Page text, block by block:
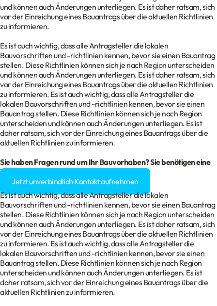
und können auch Änderungen unterliegen. Es ist daher ratsam, sich
vor der Einreichung eines Bauantrags über die aktuellen Richtlinien
zu informieren.
Es ist auch wichtig, dass alle Antragsteller die lokalen
Bauvorschriften und -richtlinien kennen, bevor sie einen Bauantrag
stellen. Diese Richtlinien können sich je nach Region unterscheiden
und können auch Änderungen unterliegen. Es ist daher ratsam, sich
vor der Einreichung eines Bauantrags über die aktuellen Richtlinien
zu informieren. Es ist auch wichtig, dass alle Antragsteller die
lokalen Bauvorschriften und -richtlinien kennen, bevor sie einen
Bauantrag stellen. Diese Richtlinien können sich je nach Region
unterscheiden und können auch Änderungen unterliegen. Es ist
daher ratsam, sich vor der Einreichung eines Bauantrags über die
aktuellen Richtlinien zu informieren.
Sie haben Fragen rund um IhrBauvorhaben? Sie benötigen eine
Baugenehmigung?
Jetzt unverbindlich Kontakt aufnehmen
Es ist auch wichtig, dass alle Antragsteller die lokalen
Bauvorschriften und -richtlinien kennen, bevor sie einen Bauantrag
stellen. Diese Richtlinien können sich je nach Region unterscheiden
und können auch Änderungen unterliegen. Es ist daher ratsam, sich
vor der Einreichung eines Bauantrags über die aktuellen Richtlinien
zu informieren. Es ist auch wichtig, dass alle Antragsteller die
lokalen Bauvorschriften und -richtlinien kennen, bevor sie einen
Bauantrag stellen. Diese Richtlinien können sich je nach Region
unterscheiden und können auch Änderungen unterliegen. Es ist
daher ratsam, sich vor der Einreichung eines Bauantrags über die
aktuellen Richtlinien zu informieren.